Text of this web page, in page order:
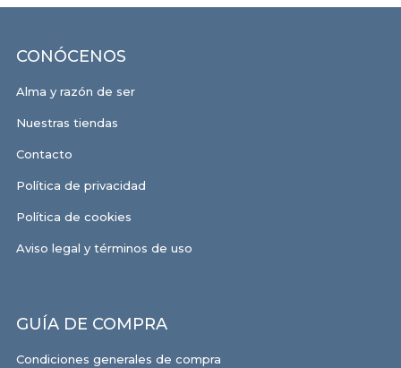
CONÓCENOS
Alma y razón de ser
Nuestras tiendas
Contacto
Política de privacidad
Política de cookies
Aviso legal y términos de uso
GUÍA DE COMPRA
Condiciones generales de compra